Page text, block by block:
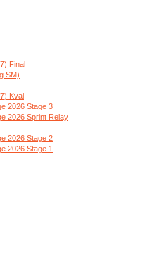
Final
SM)
Kval
2026 Stage 3
2026 Sprint Relay
2026 Stage 2
2026 Stage 1